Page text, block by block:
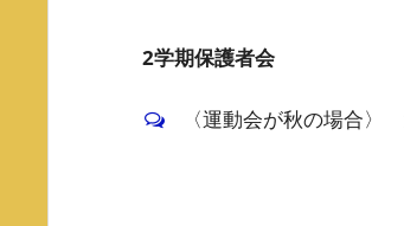
2学期保護者会
〈運動会が秋の場合